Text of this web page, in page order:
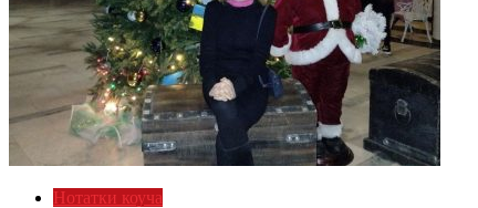
Нотатки коуча